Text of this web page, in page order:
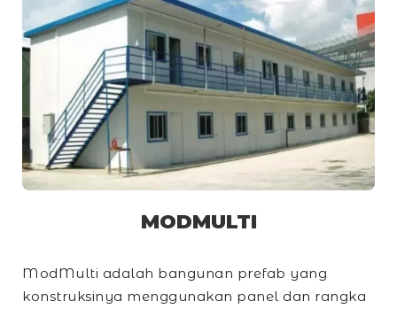
MODMULTI
ModMulti adalah bangunan prefab yang
konstruksinya menggunakan panel dan rangka